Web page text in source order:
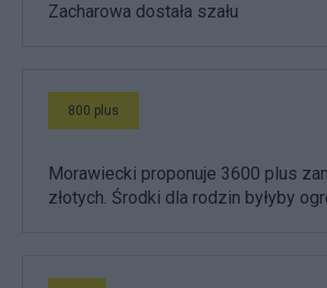
Zacharowa dostała szału
800 plus
Morawiecki proponuje 3600 plus
złotych. Środki dla rodzin byłyby